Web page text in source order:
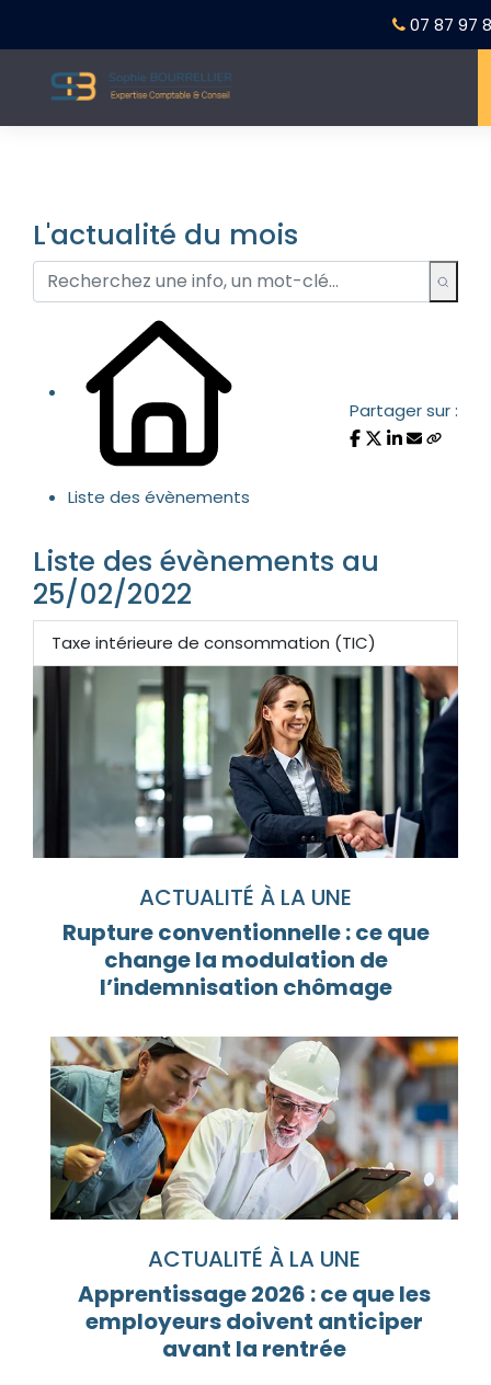
07 87 97
L'actualité du mois
Liste des évènements
Partager sur :
Liste des évènements au
25/02/2022
Taxe intérieure de consommation (TIC)
ACTUALITÉ À LA UNE
Rupture conventionnelle : ce que
change la modulation de
l’indemnisation chômage
ACTUALITÉ À LA UNE
Apprentissage 2026 : ce que les
employeurs doivent anticiper
avant la rentrée